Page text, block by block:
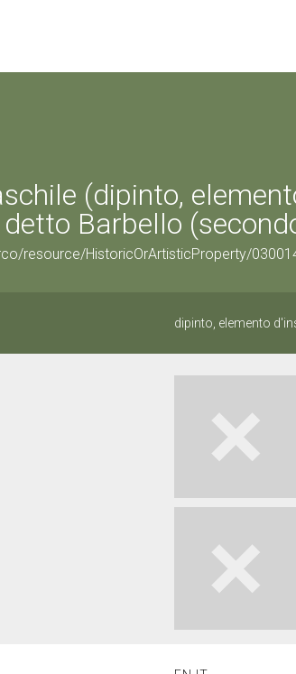
(dipinto,
Barbello
resource/HistoricOrArtisticProperty/
dipinto, elemento